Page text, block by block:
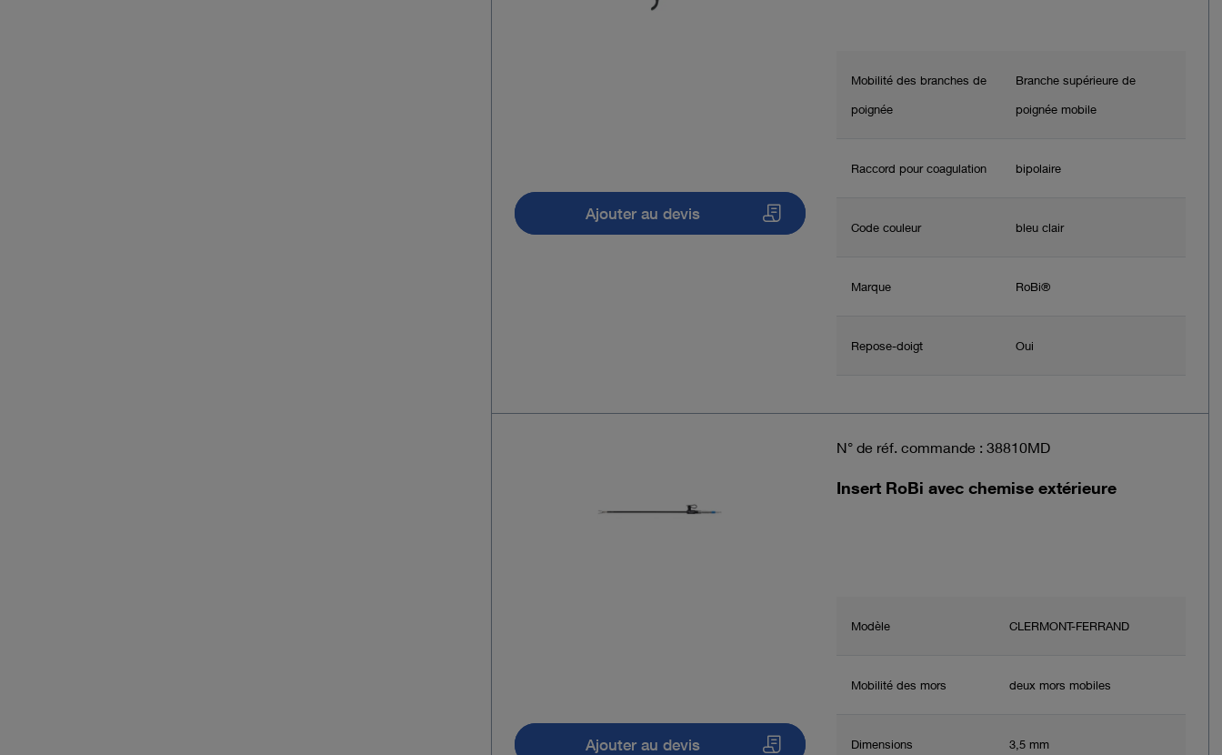
Mobilité des branches de
poignée
Branche supérieure de
poignée mobile
Raccord pour coagulation bipolaire
Code couleur bleu clair
Marque RoBi®
Repose-doigt Oui
Ajouter au devis
N° de réf. commande : 38810MD
Insert RoBi avec chemise extérieure
Modèle CLERMONT-FERRAND
Mobilité des mors deux mors mobiles
Dimensions 3,5 mm
Ajouter au devis